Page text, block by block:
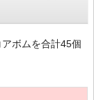
ボムを合計45個